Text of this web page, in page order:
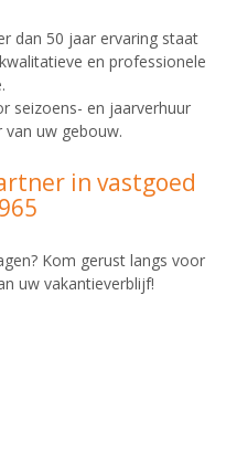
dan 50 jaar ervaring staat
en professionele
seizoens- en jaarverhuur
uw gebouw.
in vastgoed
Kom gerust langs voor
uw vakantieverblijf!